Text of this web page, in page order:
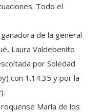
Todo el
de la general
Laura Valdebenito
por Soledad
con 1.14.35 y por la
María de los